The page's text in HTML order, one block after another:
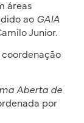
áreas
ao GAIA
Junior.
coordenação
Aberta de
por